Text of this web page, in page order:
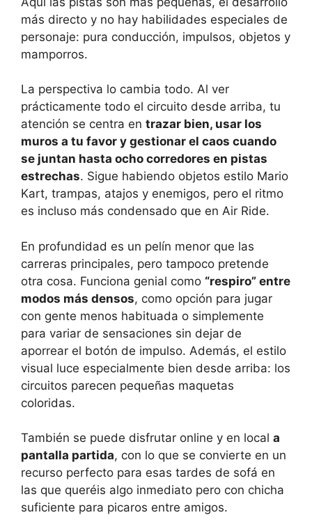
más directo y no hay habilidades especiales de
personaje: pura conducción, impulsos, objetos y
mamporros.
La perspectiva lo cambia todo. Al ver
prácticamente todo el circuito desde arriba, tu
atención se centra en trazar bien, usar los
muros a tu favor y gestionar el caos cuando
se juntan hasta ocho corredores en pistas
estrechas. Sigue habiendo objetos estilo Mario
Kart, trampas, atajos y enemigos, pero el ritmo
es incluso más condensado que en Air Ride.
En profundidad es un pelín menor que las
carreras principales, pero tampoco pretende
otra cosa. Funciona genial como “respiro” entre
modos más densos, como opción para jugar
con gente menos habituada o simplemente
para variar de sensaciones sin dejar de
aporrear el botón de impulso. Además, el estilo
visual luce especialmente bien desde arriba: los
circuitos parecen pequeñas maquetas
coloridas.
También se puede disfrutar online y en local a
pantalla partida, con lo que se convierte en un
recurso perfecto para esas tardes de sofá en
las que queréis algo inmediato pero con chicha
suficiente para picaros entre amigos.